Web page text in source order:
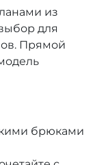
из
для
Прямой
брюками